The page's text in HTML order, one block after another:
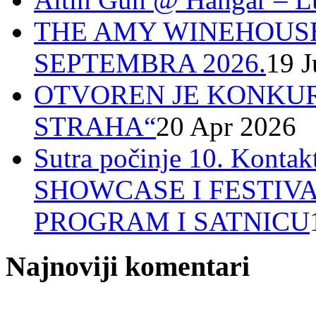
THE AMY
SEPTEMBRA 2026.19
OTVOREN JE
STRAHA“20 Apr 2026
Sutra počinje 10.
SHOWCASE I
PROGRAM I SATNICU
Najnoviji komentari